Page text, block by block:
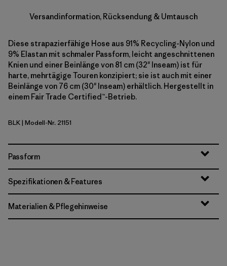
Versandinformation, Rücksendung & Umtausch
Diese strapazierfähige Hose aus 91% Recycling-Nylon und
9% Elastan mit schmaler Passform, leicht angeschnittenen
Knien und einer Beinlänge von 81 cm (32" Inseam) ist für
harte, mehrtägige Touren konzipiert; sie ist auch mit einer
Beinlänge von 76 cm (30" Inseam) erhältlich. Hergestellt in
einem Fair Trade Certified™-Betrieb.
Black
BLK| Modell-Nr. 21151
Passform
Spezifikationen & Features
Materialien & Pflegehinweise